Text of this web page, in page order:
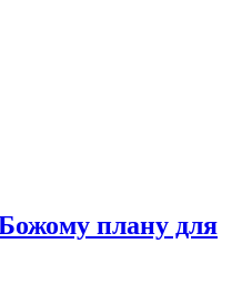
плану для